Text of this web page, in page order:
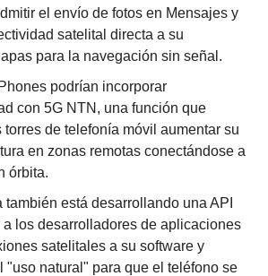
el envío de fotos en Mensajes y
satelital directa a su
para la navegación sin señal.
podrían incorporar
con 5G NTN, una función que
torres de telefonía móvil aumentar su
en zonas remotas conectándose a
órbita.
también está desarrollando una API
a los desarrolladores de aplicaciones
satelitales a su software y
"uso natural" para que el teléfono se